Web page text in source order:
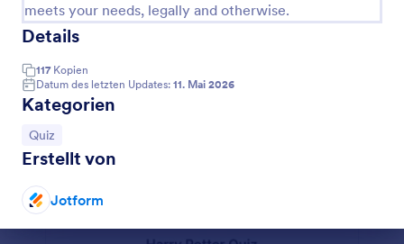
meets your needs, legally and otherwise.
Details
117 Kopien
Datum des letzten Updates: 11. Mai 2026
Kategorien
Zur Kategorie:
Quiz
Erstellt von
Jotform
beurteilen.
Go to Category:
Quiz
Vorlage verwenden